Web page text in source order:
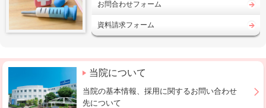
お問合わせフォーム
資料請求フォーム
当院について
当院の基本情報、採用に関するお問い合わせ
先について